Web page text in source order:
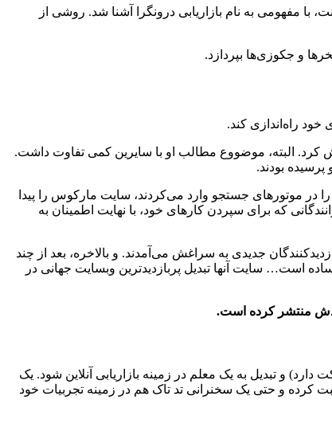
با مفهومی به نام بازاریابی درونگرا آشنا شد. روشی از
و جکوزی‌ها بپردازد.
راه‌اندازی کند.
کرد. البته، موضووع مطالب او با سایرین کمی تفاوت داشت.
بودند.
موتورهای جستجو وارد می‌کردند، سایت مارکوس را پیدا
که برای سپردن کارهای خود، با نهایت اطمینان به
جدیدی به سراغش می‌آمدند. و بالاخره، بعد از چند
است… سایت آنها تبدیل پربازدیدترین وبسایت جهانی در
منتشر کرده است.
در زمینه ساخت استخر را رها کند (البته، او هنوز 33 درصد سهام در این شرکت دارد) و تبدیل به یک معلم در زمینه بازاریابی آنلاین شود. یک
کرده و حتی یک سخنرانی تد تاک هم در زمینه تجربیات خود